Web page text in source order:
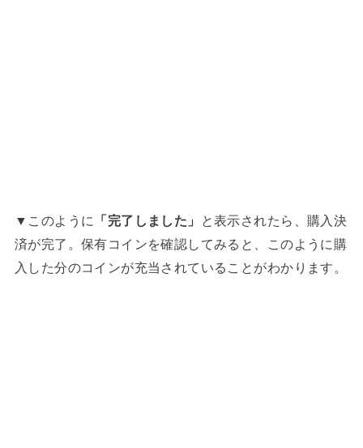
▼このように 「完了しました」
と表示されたら、購入決
済が完了。保有コインを確認してみると、このように購
入した分のコインが充当されていることがわかります。